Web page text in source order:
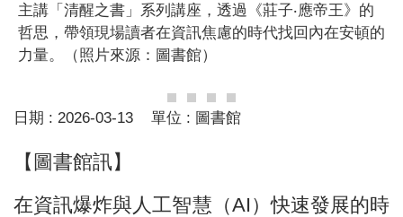
主講「清醒之書」系列講座，透過《莊子‧應帝王》的
哲思，帶領現場讀者在資訊焦慮的時代找回內在安頓的
力量。（照片來源：圖書館）
日期 : 2026-03-13 單位 : 圖書館
【圖書館訊】
在資訊爆炸與人工智慧（AI）快速發展的時